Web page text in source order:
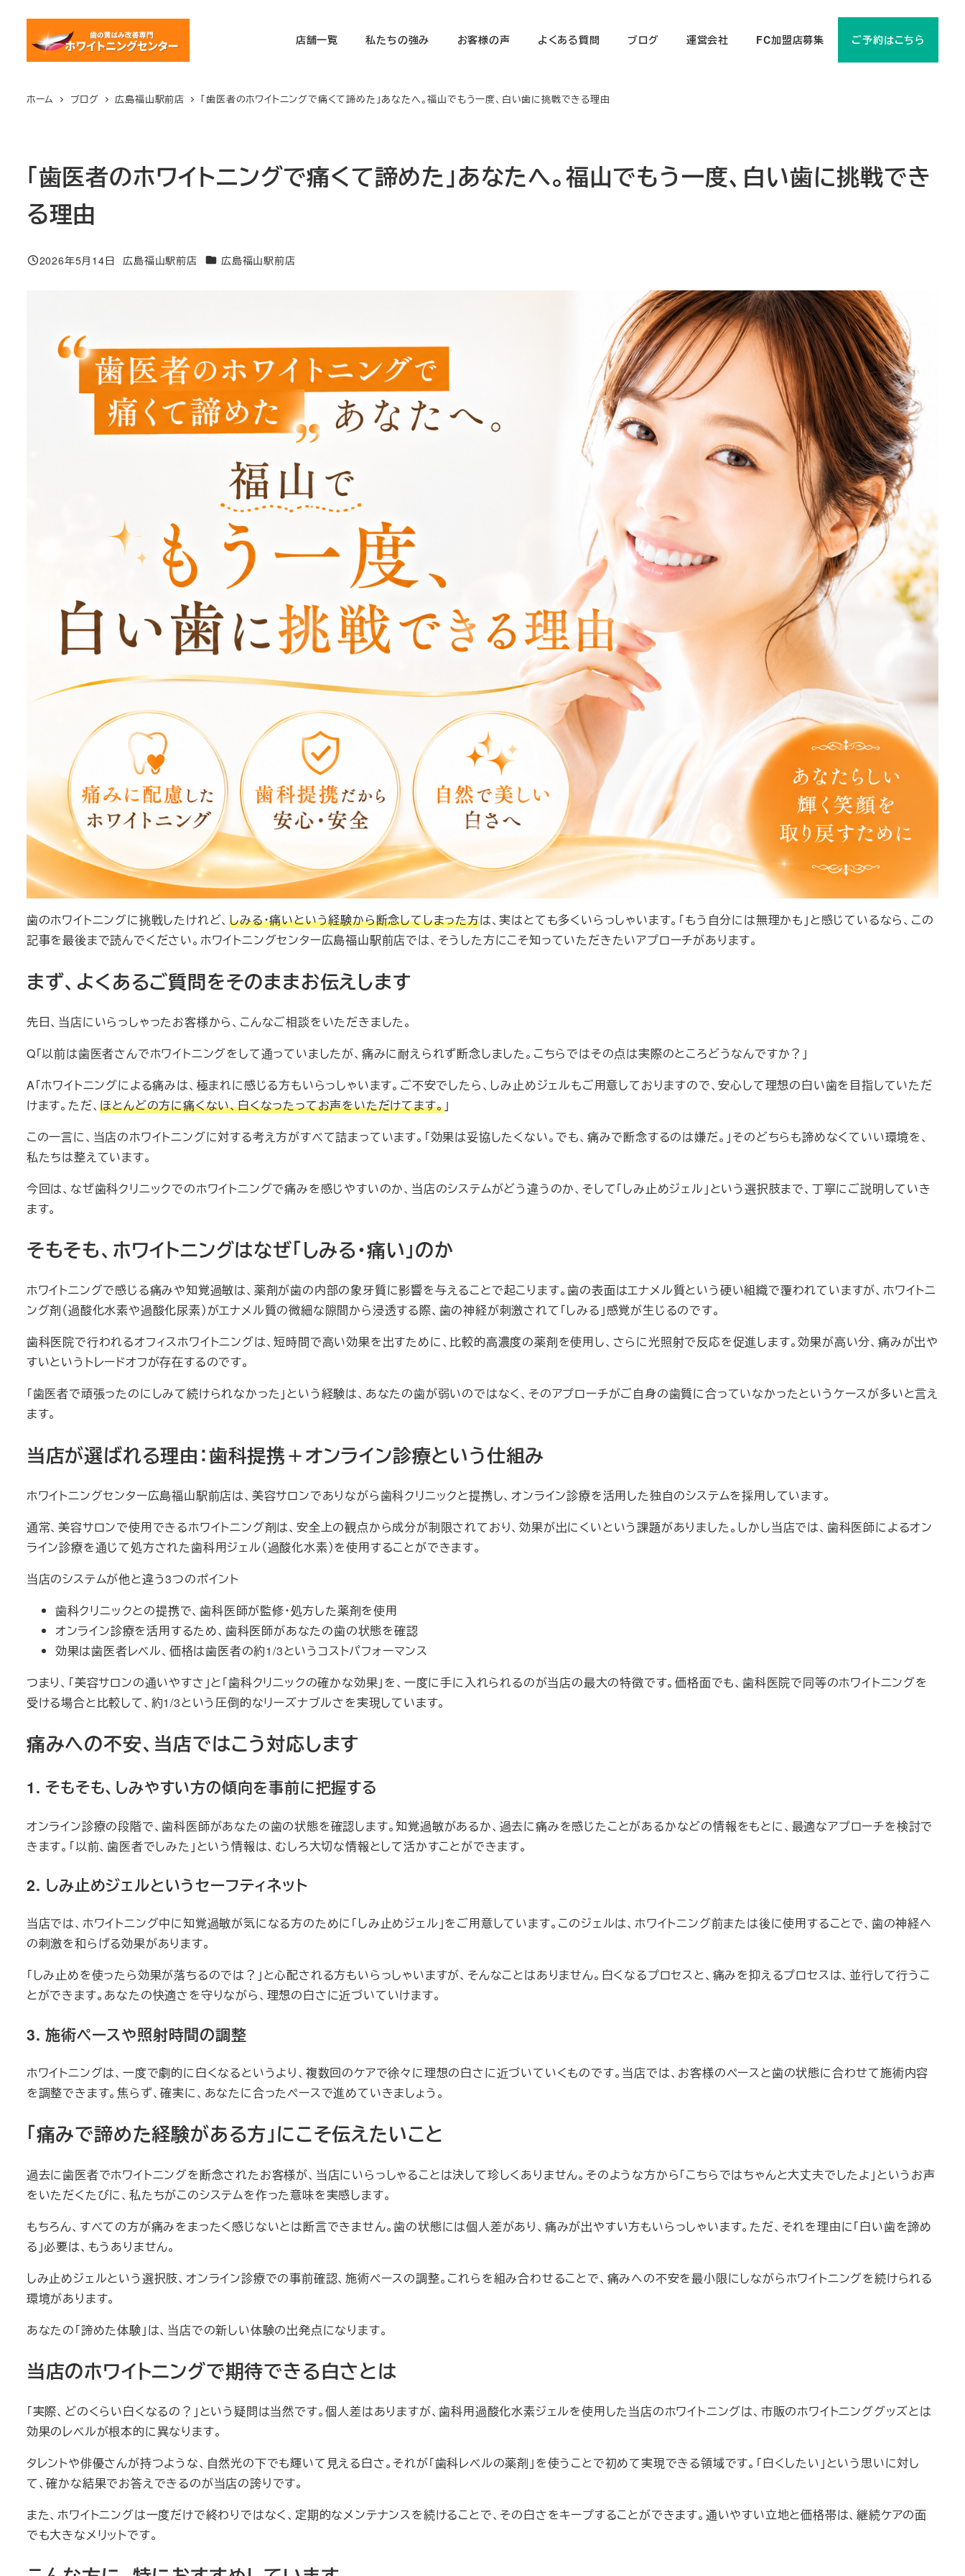
店舗一覧 私たちの強み お客様の声 よくある質問 ブログ 運営会社 FC加盟店募集 ご予約はこちら
ホーム ブログ 広島福山駅前店 「歯医者のホワイトニングで痛くて諦めた」あなたへ。福山でもう一度、白い歯に挑戦できる理由
「歯医者のホワイトニングで痛くて諦めた」あなたへ。福山でもう一度、白い歯に挑戦でき
る理由
投稿日
2026年5月14日
著
広島福山駅前店 カテゴリー
広島福山駅前店
歯のホワイトニングに挑戦したけれど、しみる・痛いという経験から断念してしまった方は、実はとても多くいらっしゃいます。「もう自分には無理かも」と感じているなら、この
記事を最後まで読んでください。ホワイトニングセンター広島福山駅前店では、そうした方にこそ知っていただきたいアプローチがあります。
まず、よくあるご質問をそのままお伝えします
先日、当店にいらっしゃったお客様から、こんなご相談をいただきました。
Q「以前は歯医者さんでホワイトニングをして通っていましたが、痛みに耐えられず断念しました。こちらではその点は実際のところどうなんですか？」
A「ホワイトニングによる痛みは、極まれに感じる方もいらっしゃいます。ご不安でしたら、しみ止めジェルもご用意しておりますので、安心して理想の白い歯を目指していただ
けます。ただ、ほとんどの方に痛くない、白くなったってお声をいただけてます。」
この一言に、当店のホワイトニングに対する考え方がすべて詰まっています。「効果は妥協したくない。でも、痛みで断念するのは嫌だ。」そのどちらも諦めなくていい環境を、
私たちは整えています。
今回は、なぜ歯科クリニックでのホワイトニングで痛みを感じやすいのか、当店のシステムがどう違うのか、そして「しみ止めジェル」という選択肢まで、丁寧にご説明していき
ます。
そもそも、ホワイトニングはなぜ「しみる・痛い」のか
ホワイトニングで感じる痛みや知覚過敏は、薬剤が歯の内部の象牙質に影響を与えることで起こります。歯の表面はエナメル質という硬い組織で覆われていますが、ホワイトニ
ング剤（過酸化水素や過酸化尿素）がエナメル質の微細な隙間から浸透する際、歯の神経が刺激されて「しみる」感覚が生じるのです。
歯科医院で行われるオフィスホワイトニングは、短時間で高い効果を出すために、比較的高濃度の薬剤を使用し、さらに光照射で反応を促進します。効果が高い分、痛みが出や
すいというトレードオフが存在するのです。
「歯医者で頑張ったのにしみて続けられなかった」という経験は、あなたの歯が弱いのではなく、そのアプローチがご自身の歯質に合っていなかったというケースが多いと言え
ます。
当店が選ばれる理由：歯科提携＋オンライン診療という仕組み
ホワイトニングセンター広島福山駅前店は、美容サロンでありながら歯科クリニックと提携し、オンライン診療を活用した独自のシステムを採用しています。
通常、美容サロンで使用できるホワイトニング剤は、安全上の観点から成分が制限されており、効果が出にくいという課題がありました。しかし当店では、歯科医師によるオン
ライン診療を通じて処方された歯科用ジェル（過酸化水素）を使用することができます。
当店のシステムが他と違う3つのポイント
歯科クリニックとの提携で、歯科医師が監修・処方した薬剤を使用
オンライン診療を活用するため、歯科医師があなたの歯の状態を確認
効果は歯医者レベル、価格は歯医者の約1/3というコストパフォーマンス
つまり、「美容サロンの通いやすさ」と「歯科クリニックの確かな効果」を、一度に手に入れられるのが当店の最大の特徴です。価格面でも、歯科医院で同等のホワイトニングを
受ける場合と比較して、約1/3という圧倒的なリーズナブルさを実現しています。
痛みへの不安、当店ではこう対応します
1. そもそも、しみやすい方の傾向を事前に把握する
オンライン診療の段階で、歯科医師があなたの歯の状態を確認します。知覚過敏があるか、過去に痛みを感じたことがあるかなどの情報をもとに、最適なアプローチを検討で
きます。「以前、歯医者でしみた」という情報は、むしろ大切な情報として活かすことができます。
2. しみ止めジェルというセーフティネット
当店では、ホワイトニング中に知覚過敏が気になる方のために「しみ止めジェル」をご用意しています。このジェルは、ホワイトニング前または後に使用することで、歯の神経へ
の刺激を和らげる効果があります。
「しみ止めを使ったら効果が落ちるのでは？」と心配される方もいらっしゃいますが、そんなことはありません。白くなるプロセスと、痛みを抑えるプロセスは、並行して行うこ
とができます。あなたの快適さを守りながら、理想の白さに近づいていけます。
3. 施術ペースや照射時間の調整
ホワイトニングは、一度で劇的に白くなるというより、複数回のケアで徐々に理想の白さに近づいていくものです。当店では、お客様のペースと歯の状態に合わせて施術内容
を調整できます。焦らず、確実に、あなたに合ったペースで進めていきましょう。
「痛みで諦めた経験がある方」にこそ伝えたいこと
過去に歯医者でホワイトニングを断念されたお客様が、当店にいらっしゃることは決して珍しくありません。そのような方から「こちらではちゃんと大丈夫でしたよ」というお声
をいただくたびに、私たちがこのシステムを作った意味を実感します。
もちろん、すべての方が痛みをまったく感じないとは断言できません。歯の状態には個人差があり、痛みが出やすい方もいらっしゃいます。ただ、それを理由に「白い歯を諦め
る」必要は、もうありません。
しみ止めジェルという選択肢、オンライン診療での事前確認、施術ペースの調整。これらを組み合わせることで、痛みへの不安を最小限にしながらホワイトニングを続けられる
環境があります。
あなたの「諦めた体験」は、当店での新しい体験の出発点になります。
当店のホワイトニングで期待できる白さとは
「実際、どのくらい白くなるの？」という疑問は当然です。個人差はありますが、歯科用過酸化水素ジェルを使用した当店のホワイトニングは、市販のホワイトニンググッズとは
効果のレベルが根本的に異なります。
タレントや俳優さんが持つような、自然光の下でも輝いて見える白さ。それが「歯科レベルの薬剤」を使うことで初めて実現できる領域です。「白くしたい」という思いに対し
て、確かな結果でお答えできるのが当店の誇りです。
また、ホワイトニングは一度だけで終わりではなく、定期的なメンテナンスを続けることで、その白さをキープすることができます。通いやすい立地と価格帯は、継続ケアの面
でも大きなメリットです。